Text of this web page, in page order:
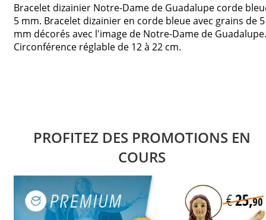
Bracelet dizainier Notre-Dame de Guadalupe corde
5 mm. Bracelet dizainier en corde bleue avec grains de 5
mm décorés avec l'image de Notre-Dame de Guadalupe.
Circonférence réglable de 12 à 22 cm.
PROFITEZ DES PROMOTIONS EN
COURS